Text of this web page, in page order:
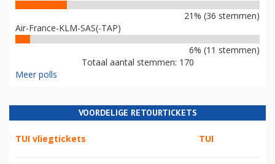
21% (36 stemmen)
Air-France-KLM-SAS(-TAP)
6% (11 stemmen)
Totaal aantal stemmen: 170
Meer polls
VOORDELIGE RETOURTICKETS
TUI vliegtickets TUI